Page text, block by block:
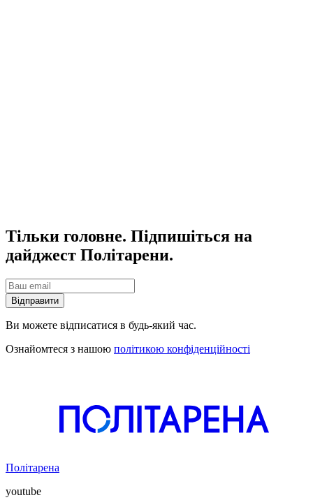
Тільки головне. Підпишіться на
дайджест Політарени.
Відправити
Ви можете відписатися в будь-який час.
Ознайомтеся з нашою політикою конфіденційності
Політарена
youtube